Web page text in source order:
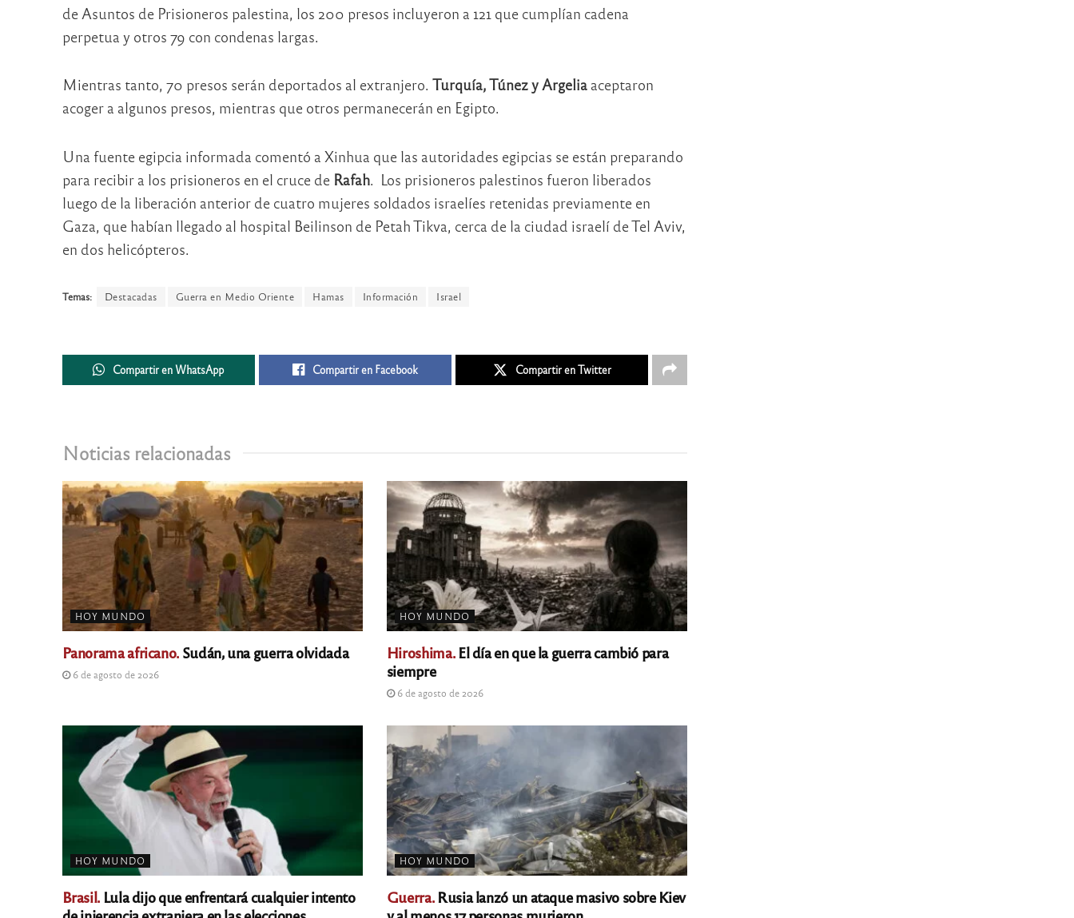
de Asuntos de Prisioneros palestina, los 200 presos incluyeron a 121 que cumplían cadena
perpetua y otros 79 con condenas largas.
Mientras tanto, 70 presos serán deportados al extranjero. Turquía, Túnez y Argelia aceptaron
acoger a algunos presos, mientras que otros permanecerán en Egipto.
Una fuente egipcia informada comentó a Xinhua que las autoridades egipcias se están preparando
para recibir a los prisioneros en el cruce de Rafah. Los prisioneros palestinos fueron liberados
luego de la liberación anterior de cuatro mujeres soldados israelíes retenidas previamente en
Gaza, que habían llegado al hospital Beilinson de Petah Tikva, cerca de la ciudad israelí de Tel Aviv,
en dos helicópteros.
Temas: Destacadas Guerra en Medio Oriente Hamas Información Israel
Compartir en WhatsApp Compartir en Facebook Compartir en Twitter
Noticias relacionadas
HOY MUNDO
Panorama africano. Sudán, una guerra olvidada
6 de agosto de 2026
HOY MUNDO
Hiroshima.El día en que la guerra cambió para
siempre
6 de agosto de 2026
HOY MUNDO
Brasil.Lula dijo que enfrentará cualquier intento
HOY MUNDO
Guerra.Rusia lanzó un ataque masivo sobre Kiev